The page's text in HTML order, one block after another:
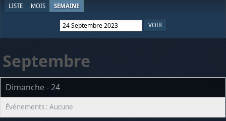
LISTE MOIS SEMAINE
Septembre
Dimanche - 24